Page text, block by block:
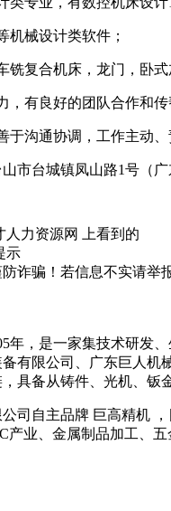
机械设计类软件；
铣复合机床，龙门，卧式
，有良好的团队合作和传
于沟通协调，工作主动
市台城镇凤山路1号（广
人力资源网
上看到的
示
诈骗！若信息不实请举报
，是一家集技术研发、
有限公司、广东巨人机
具备从铸件、光机、钣
自主品牌 巨高精机 ，
产业、金属制品加工、